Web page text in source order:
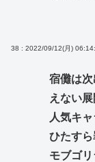
38 : 2022/09/12(月)
宿儺は
えない
人気キ
ひたす
モブゴ